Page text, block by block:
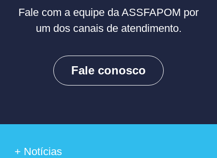
Fale com a equipe da ASSFAPOM por
um dos canais de atendimento.
Fale conosco
+ Notícias